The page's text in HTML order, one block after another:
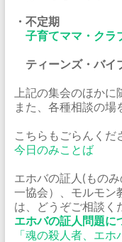
・不定期
子育てママ・クラ
ティーンズ・バイ
上記の集会のほかに
また、各種相談の場
こちらもごらんくだ
今日のみことば
エホバの証人(もの
一協会）、モルモン
は、どうぞご相談く
エホバの証人問題に
「魂の殺人者、エホ